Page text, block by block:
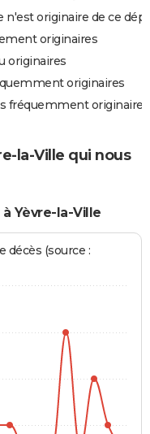
n'est originaire de ce
originaires
originaires
originaires
fréquemment originaires
la-Ville qui nous
Yèvre-la-Ville
décès (source :